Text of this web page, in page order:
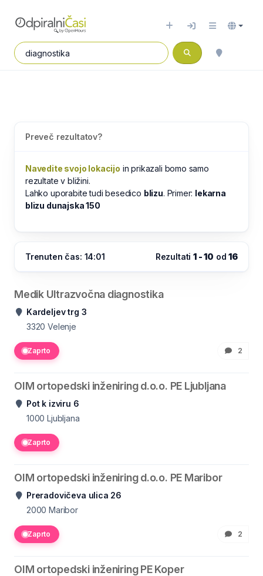
Preveč rezultatov?
Navedite svojo lokacijo in prikazali bomo samo
rezultate v bližini.
Lahko uporabite tudi besedico blizu. Primer: lekarna
blizu dunajska 150
Trenuten čas: 14:01 Rezultati1 - 10 od16
Medik Ultrazvočna diagnostika
Kardeljev trg 3
3320 Velenje
Zaprto 2
OIM ortopedski inženiring d.o.o. PE Ljubljana
Pot k izviru 6
1000 Ljubljana
Zaprto
OIM ortopedski inženiring d.o.o. PE Maribor
Preradovičeva ulica 26
2000 Maribor
Zaprto 2
OIM ortopedski inženiring PE Koper